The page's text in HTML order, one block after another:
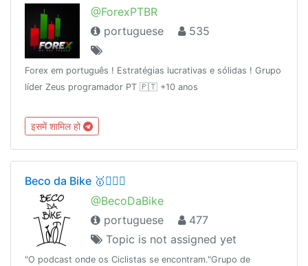
@ForexPTBR
portuguese
535
Forex em português ! Estratégias lucrativas e sólidas ! Grupo
líder Zeus programador PT 🇵🇹 +10 anos
इसमें शामिल हो
Beco da Bike 🥇🚴🏻‍♀️
@BecoDaBike
portuguese
477
Topic is not assigned yet
"O podcast onde os Ciclistas se encontram."Grupo de